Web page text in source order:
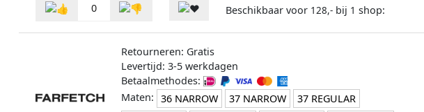
0 Beschikbaar voor 128,- bij 1 shop:
Retourneren: Gratis
Levertijd: 3-5 werkdagen
Betaalmethodes:
Maten: 36 NARROW 37 NARROW
37 REGULAR